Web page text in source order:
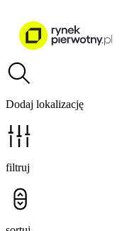
Dodaj lokalizację
filtruj